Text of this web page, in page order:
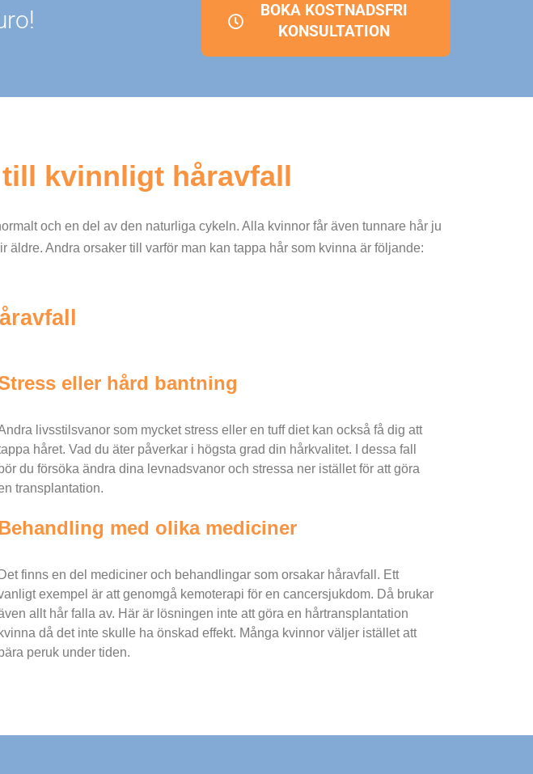
BOKA KOSTNADSFRI
KONSULTATION
kvinnligt håravfall
och en del av den naturliga cykeln. Alla kvinnor får även tunnare hår ju
Andra orsaker till varför man kan tappa hår som kvinna är följande:
eller hård bantning
livsstilsvanor som mycket stress eller en tuff diet kan också få dig att
håret. Vad du äter påverkar i högsta grad din hårkvalitet. I dessa fall
bör du försöka ändra dina levnadsvanor och stressa ner istället för att göra
transplantation.
med olika mediciner
Det finns en del mediciner och behandlingar som orsakar håravfall. Ett
exempel är att genomgå kemoterapi för en cancersjukdom. Då brukar
allt hår falla av. Här är lösningen inte att göra en hårtransplantation
kvinna då det inte skulle ha önskad effekt. Många kvinnor väljer istället att
bära peruk under tiden.